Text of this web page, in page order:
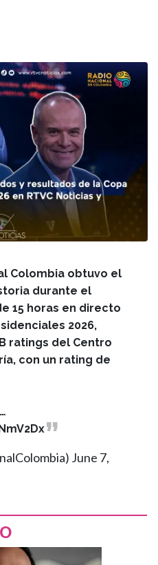
Colombia obtuvo el
durante el
15 horas en directo
2026,
ratings del Centro
con un rating de
June 7,